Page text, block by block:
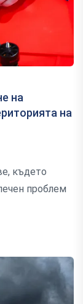
на
на
където
проблем